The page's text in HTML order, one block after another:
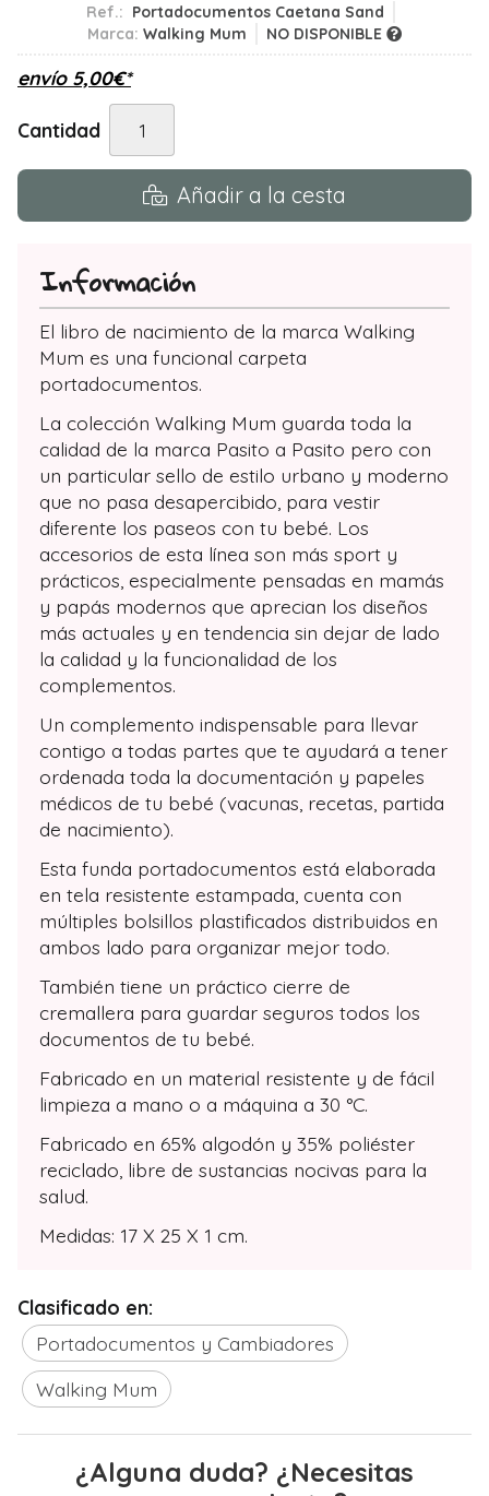
Ref.: Portadocumentos Caetana Sand
Marca: Walking Mum NO DISPONIBLE
envío 5,00€*
Cantidad
Añadir a la cesta
Información
El libro de nacimiento de la marca Walking
Mum es una funcional carpeta
portadocumentos.
La colección Walking Mum guarda toda la
calidad de la marca Pasito a Pasito pero con
un particular sello de estilo urbano y moderno
que no pasa desapercibido, para vestir
diferente los paseos con tu bebé. Los
accesorios de esta línea son más sport y
prácticos, especialmente pensadas en mamás
y papás modernos que aprecian los diseños
más actuales y en tendencia sin dejar de lado
la calidad y la funcionalidad de los
complementos.
Un complemento indispensable para llevar
contigo a todas partes que te ayudará a tener
ordenada toda la documentación y papeles
médicos de tu bebé (vacunas, recetas, partida
de nacimiento).
Esta funda portadocumentos está elaborada
en tela resistente estampada, cuenta con
múltiples bolsillos plastificados distribuidos en
ambos lado para organizar mejor todo.
También tiene un práctico cierre de
cremallera para guardar seguros todos los
documentos de tu bebé.
Fabricado en un material resistente y de fácil
limpieza a mano o a máquina a 30 °C.
Fabricado en 65% algodón y 35% poliéster
reciclado, libre de sustancias nocivas para la
salud.
Medidas: 17 X 25 X 1 cm.
Clasificado en:
Portadocumentos y Cambiadores
Walking Mum
¿Alguna duda? ¿Necesitas